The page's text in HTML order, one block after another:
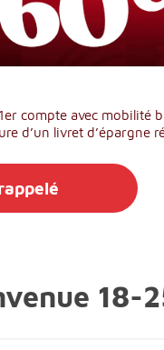
compte avec mobilité
d’un livret d’épargne
18-